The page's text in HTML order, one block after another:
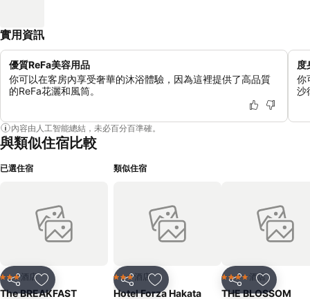
實用資訊
優質ReFa美容用品
你可以在客房內享受奢華的沐浴體驗，因為這裡提供了高品質
的ReFa花灑和風筒。
度
你
沙
內容由人工智能總結，未必百分百準確。
與類似住宿比較
已選住宿
分享 放到收藏夾
3 星級酒店
The BREAKFAST
類似住宿
分享 放到收藏夾
3 星級酒店
Hotel Forza Hakata
分享 放到收藏
4 星級 酒店
THE BLOSSOM